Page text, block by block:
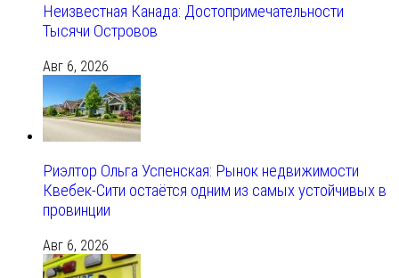
Неизвестная Канада: Достопримечательности
Тысячи Островов
Авг 6, 2026
Риэлтор Ольга Успенская: Рынок недвижимости
Квебек-Сити остаётся одним из самых устойчивых в
провинции
Авг 6, 2026